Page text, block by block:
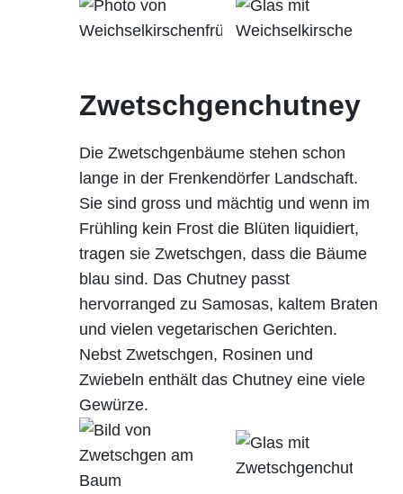
Zwetschgenchutney
Die Zwetschgenbäume stehen schon
lange in der Frenkendörfer Landschaft.
Sie sind gross und mächtig und wenn im
Frühling kein Frost die Blüten liquidiert,
tragen sie Zwetschgen, dass die Bäume
blau sind. Das Chutney passt
hervorranged zu Samosas, kaltem Braten
und vielen vegetarischen Gerichten.
Nebst Zwetschgen, Rosinen und
Zwiebeln enthält das Chutney eine viele
Gewürze.